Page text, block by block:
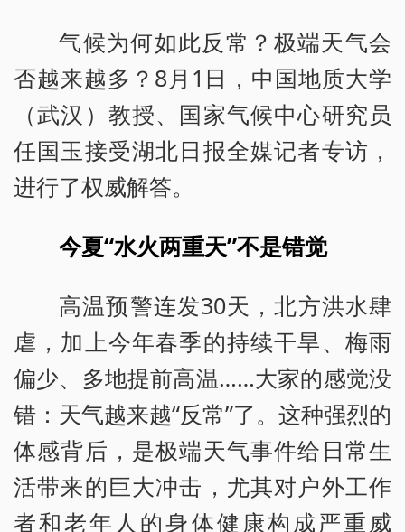
气候为何如此反常？极端天气会
否越来越多？8月1日，中国地质大学
（武汉）教授、国家气候中心研究员
任国玉接受湖北日报全媒记者专访，
进行了权威解答。
今夏“水火两重天”不是错觉
高温预警连发30天，北方洪水肆
虐，加上今年春季的持续干旱、梅雨
偏少、多地提前高温……大家的感觉没
错：天气越来越“反常”了。这种强烈的
体感背后，是极端天气事件给日常生
活带来的巨大冲击，尤其对户外工作
者和老年人的身体健康构成严重威